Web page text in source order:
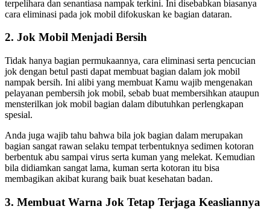
terpelihara dan senantiasa nampak terkini. Ini disebabkan biasanya
cara eliminasi pada jok mobil difokuskan ke bagian dataran.
2. Jok Mobil Menjadi Bersih
Tidak hanya bagian permukaannya, cara eliminasi serta pencucian
jok dengan betul pasti dapat membuat bagian dalam jok mobil
nampak bersih. Ini alibi yang membuat Kamu wajib mengenakan
pelayanan pembersih jok mobil, sebab buat membersihkan ataupun
mensterilkan jok mobil bagian dalam dibutuhkan perlengkapan
spesial.
Anda juga wajib tahu bahwa bila jok bagian dalam merupakan
bagian sangat rawan selaku tempat terbentuknya sedimen kotoran
berbentuk abu sampai virus serta kuman yang melekat. Kemudian
bila didiamkan sangat lama, kuman serta kotoran itu bisa
membagikan akibat kurang baik buat kesehatan badan.
3. Membuat Warna Jok Tetap Terjaga Keasliannya